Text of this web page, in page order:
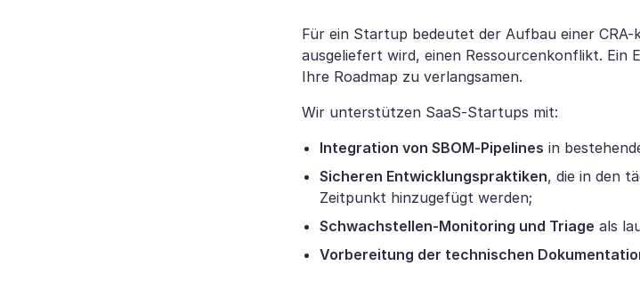
Für ein Startup bedeutet der Aufbau einer
ausgeliefert wird, einen Ressourcenkonflikt. Ein
Ihre Roadmap zu verlangsamen.
Wir unterstützen SaaS-Startups mit:
Integration von SBOM-Pipelines in
Sicheren Entwicklungspraktiken, die in den
Zeitpunkt hinzugefügt werden;
Schwachstellen-Monitoring und Triage als
Vorbereitung der technischen